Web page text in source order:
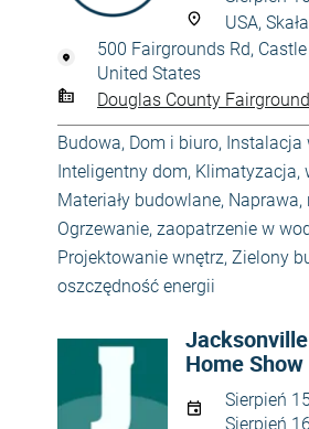
USA,
500 Fairgrounds Rd,
United States
Douglas County
Budowa, Dom i biuro, Instalacja
Inteligentny dom, Klimatyzacja,
Materiały budowlane, Naprawa,
Ogrzewanie, zaopatrzenie w
Projektowanie wnętrz, Zielony
oszczędność energii
Jacksonville
Home Show
Sierpień
Sierpień